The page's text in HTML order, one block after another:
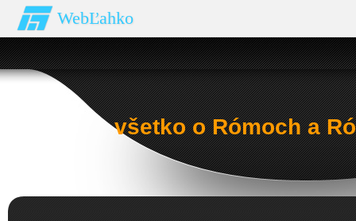
WebĽahko
všetko o Rómoch a